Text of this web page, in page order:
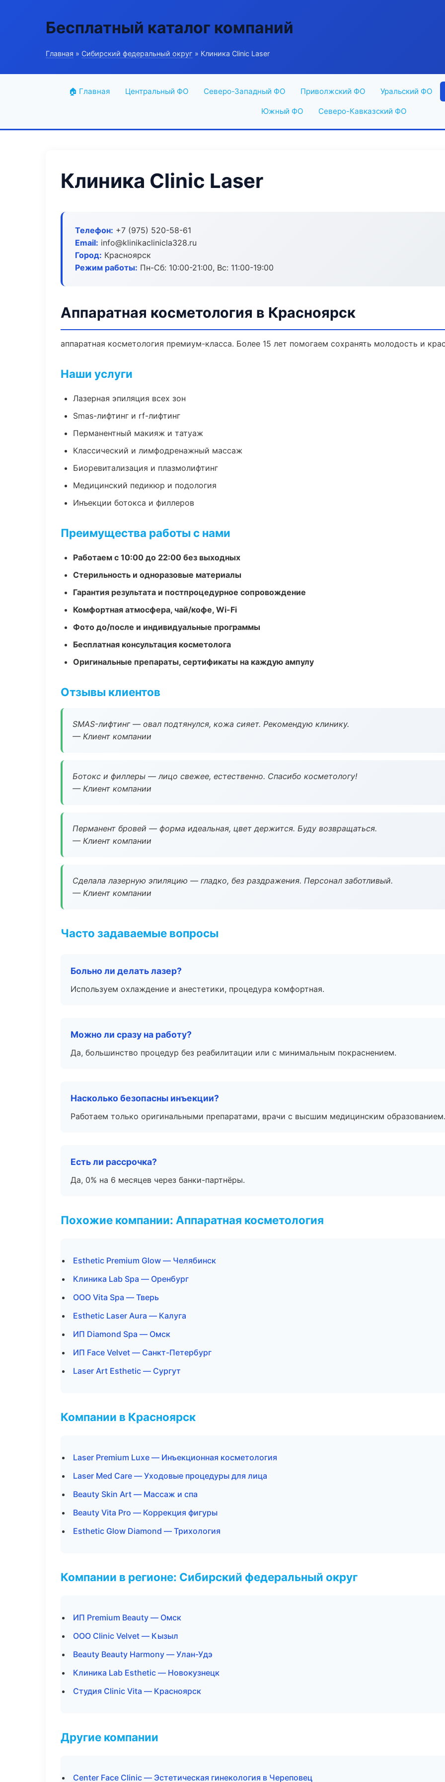
Бесплатный каталог компаний
Главная » Сибирский федеральный округ » Клиника Clinic Laser
🏠 Главная Центральный ФО Северо-Западный ФО Приволжский ФО Уральский ФО
Южный ФО Северо-Кавказский ФО
Клиника Clinic Laser
Телефон: +7 (975) 520-58-61
Email: info@klinikaclinicla328.ru
Город: Красноярск
Режим работы: Пн-Сб: 10:00-21:00, Вс: 11:00-19:00
Аппаратная косметология в Красноярск
аппаратная косметология премиум-класса. Более 15 лет помогаем сохранять молодость и
Наши услуги
Лазерная эпиляция всех зон
Smas-лифтинг и rf-лифтинг
Перманентный макияж и татуаж
Классический и лимфодренажный массаж
Биоревитализация и плазмолифтинг
Медицинский педикюр и подология
Инъекции ботокса и филлеров
Преимущества работы с нами
Работаем с 10:00 до 22:00 без выходных
Стерильность и одноразовые материалы
Гарантия результата и постпроцедурное сопровождение
Комфортная атмосфера, чай/кофе, Wi-Fi
Фото до/после и индивидуальные программы
Бесплатная консультация косметолога
Оригинальные препараты, сертификаты на каждую ампулу
Отзывы клиентов
SMAS-лифтинг — овал подтянулся, кожа сияет. Рекомендую клинику.
— Клиент компании
Ботокс и филлеры — лицо свежее, естественно. Спасибо косметологу!
— Клиент компании
Перманент бровей — форма идеальная, цвет держится. Буду возвращаться.
— Клиент компании
Сделала лазерную эпиляцию — гладко, без раздражения. Персонал заботливый.
— Клиент компании
Часто задаваемые вопросы
Больно ли делать лазер?
Используем охлаждение и анестетики, процедура комфортная.
Можно ли сразу на работу?
Да, большинство процедур без реабилитации или с минимальным покраснением.
Насколько безопасны инъекции?
Работаем только оригинальными препаратами, врачи с высшим медицинским образованием.
Есть ли рассрочка?
Да, 0% на 6 месяцев через банки-партнёры.
Похожие компании: Аппаратная косметология
Esthetic Premium Glow — Челябинск
Клиника Lab Spa — Оренбург
ООО Vita Spa — Тверь
Esthetic Laser Aura — Калуга
ИП Diamond Spa — Омск
ИП Face Velvet — Санкт-Петербург
Laser Art Esthetic — Сургут
Компании в Красноярск
Laser Premium Luxe — Инъекционная косметология
Laser Med Care — Уходовые процедуры для лица
Beauty Skin Art — Массаж и спа
Beauty Vita Pro — Коррекция фигуры
Esthetic Glow Diamond — Трихология
Компании в регионе: Сибирский федеральный округ
ИП Premium Beauty — Омск
ООО Clinic Velvet — Кызыл
Beauty Beauty Harmony — Улан-Удэ
Клиника Lab Esthetic — Новокузнецк
Студия Clinic Vita — Красноярск
Другие компании
Center Face Clinic — Эстетическая гинекология в Череповец